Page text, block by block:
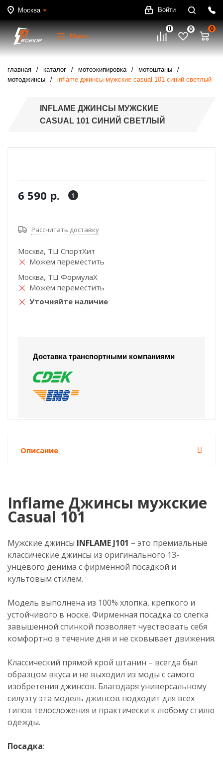
Москва Войти
Меню
0 0 0
главная каталог мотоэкипировка
мотоштаны
мотоджинсы
inflame джинсы мужские casual 101 синий светлый
INFLAME ДЖИНСЫ МУЖСКИЕ
CASUAL 101 СИНИЙ СВЕТЛЫЙ
6 590 р.
Рассчитать доставку
Москва, ТЦ СпортХит
Можем переместить
Москва, ТЦ ФормулаХ
Можем переместить
Уточняйте наличие
Доставка транспортными компаниями
Описание
Inflame Джинсы мужские
Casual 101
Мужские джинсы INFLAME J101 – это премиальные
классические джинсы из оригинального 13-
унцевого денима с фирменной посадкой и
культовым стилем.
Модель выполнена из 100% хлопка, крепкого и
устойчивого в носке. Фирменная посадка со слегка
завышенной спинкой позволяет чувствовать себя
комфортно в течение дня и не сковывает движения.
Классический прямой крой штанин – всегда был
образцом вкуса и не выходил из моды с самого
изобретения джинсов. Благодаря универсальному
силуэту эта модель джинсов подходит для всех
типов телосложения и практически к любому стилю
одежды.
Посадка: